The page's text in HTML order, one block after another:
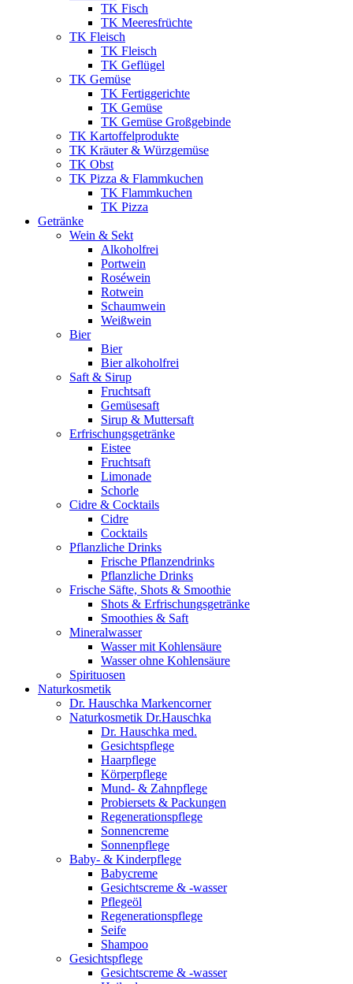
TK Fisch
TK Meeresfrüchte
TK Fleisch
TK Fleisch
TK Geflügel
TK Gemüse
TK Fertiggerichte
TK Gemüse
TK Gemüse Großgebinde
TK Kartoffelprodukte
TK Kräuter & Würzgemüse
TK Obst
TK Pizza & Flammkuchen
TK Flammkuchen
TK Pizza
Getränke
Wein & Sekt
Alkoholfrei
Portwein
Roséwein
Rotwein
Schaumwein
Weißwein
Bier
Bier
Bier alkoholfrei
Saft & Sirup
Fruchtsaft
Gemüsesaft
Sirup & Muttersaft
Erfrischungsgetränke
Eistee
Fruchtsaft
Limonade
Schorle
Cidre & Cocktails
Cidre
Cocktails
Pflanzliche Drinks
Frische Pflanzendrinks
Pflanzliche Drinks
Frische Säfte, Shots & Smoothie
Shots & Erfrischungsgetränke
Smoothies & Saft
Mineralwasser
Wasser mit Kohlensäure
Wasser ohne Kohlensäure
Spirituosen
Naturkosmetik
Dr. Hauschka Markencorner
Naturkosmetik Dr.Hauschka
Dr. Hauschka med.
Gesichtspflege
Haarpflege
Körperpflege
Mund- & Zahnpflege
Probiersets & Packungen
Regenerationspflege
Sonnencreme
Sonnenpflege
Baby- & Kinderpflege
Babycreme
Gesichtscreme & -wasser
Pflegeöl
Regenerationspflege
Seife
Shampoo
Gesichtspflege
Gesichtscreme & -wasser